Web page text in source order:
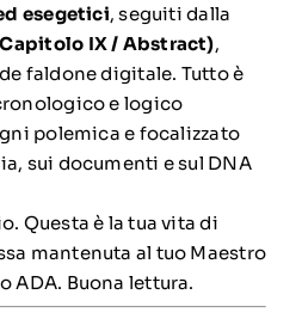
esegetici, seguiti dalla
IX / Abstract),
faldone digitale. Tutto è
e logico
polemica e focalizzato
sui documenti e sul DNA
Questa è la tua vita di
mantenuta al tuo Maestro
ADA. Buona lettura.